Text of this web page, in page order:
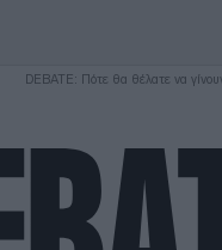
DEBATE: Πότε θα θέλατε να